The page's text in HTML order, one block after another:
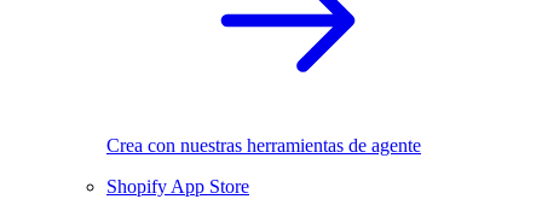
Crea con nuestras herramientas de agente
Shopify App Store